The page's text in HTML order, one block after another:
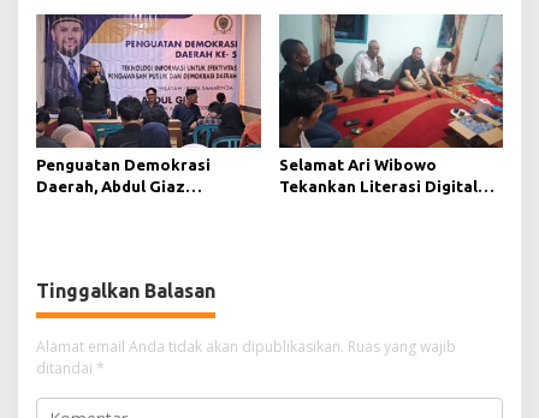
Korban Jiwa
Mengawasi Jalannya
Pemerintahan
Penguatan Demokrasi
Daerah, Abdul Giaz
Selamat Ari Wibowo
Tekankan Literasi Digital
Tinggalkan Balasan
Alamat email Anda tidak akan dipublikasikan. Ruas yang wajib
ditandai *